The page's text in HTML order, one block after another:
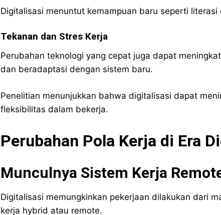
Digitalisasi menuntut kemampuan baru seperti
Tekanan dan Stres Kerja
Perubahan teknologi yang cepat juga dapat
dan beradaptasi dengan sistem baru.
Penelitian menunjukkan bahwa digitalisasi dapat
fleksibilitas dalam bekerja.
Perubahan Pola Kerja di Era
Munculnya Sistem Kerja
Digitalisasi memungkinkan pekerjaan dilakukan dari
kerja hybrid atau remote.